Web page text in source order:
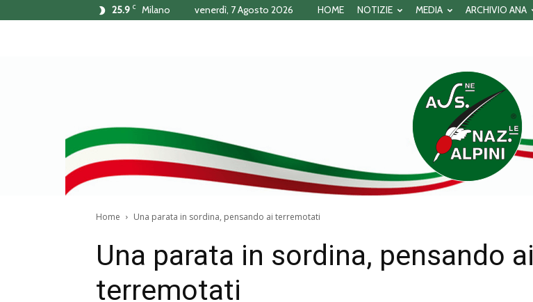
25.9 C Milano venerdì, 7 Agosto 2026 HOME NOTIZIE MEDIA ARCHIVIO ANA
Associazione
Home Una parata in sordina, pensando ai terremotati
Una parata in sordina, pensando ai
terremotati